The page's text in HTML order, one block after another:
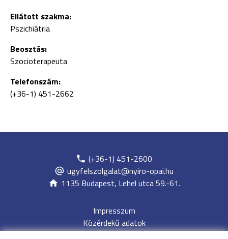
Ellátott szakma:
Pszichiátria
Beosztás:
Szocioterapeuta
Telefonszám:
(+36-1) 451-2662
(+36-1) 451-2600
ugyfelszolgalat@nyiro-opai.hu
1135 Budapest, Lehel utca 59.-61.
Impresszum
Közérdekű adatok
Adatvédelem